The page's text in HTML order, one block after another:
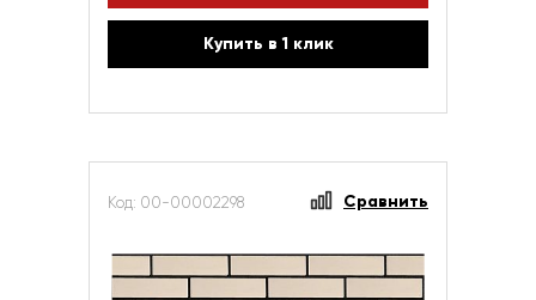
Купить в 1 клик
Код: 00-00002298 Сравнить